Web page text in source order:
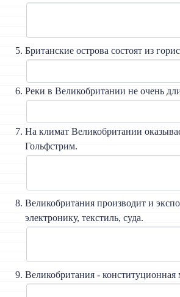
Британские острова состоят из
Реки в Великобритании не очень
На климат Великобритании
Гольфстрим.
Великобритания производит и
электронику, текстиль, суда.
Великобритания - конституционная